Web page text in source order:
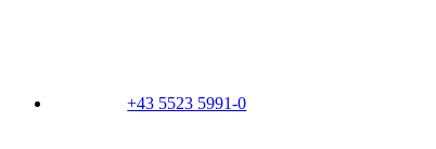
+43 5523 5991-0